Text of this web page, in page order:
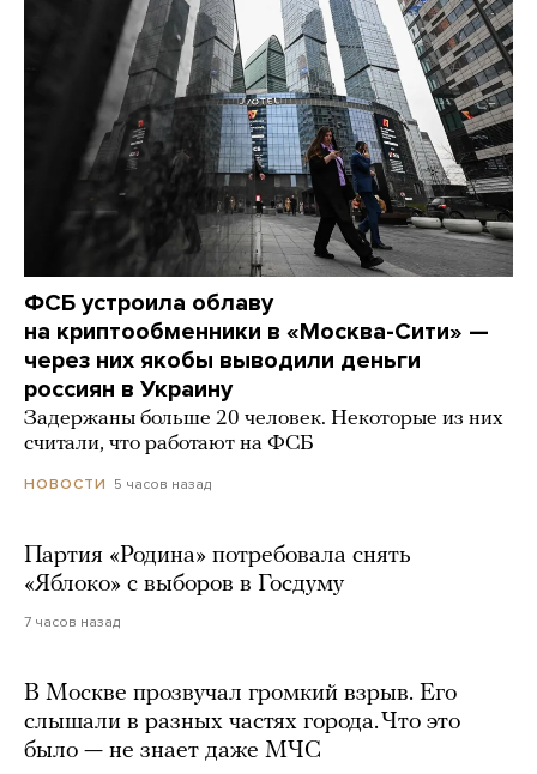
ФСБ устроила облаву
на криптообменники в «Москва-Сити» —
через них якобы выводили деньги
россиян в Украину
Задержаны больше 20 человек. Некоторые из них
считали, что работают на ФСБ
НОВОСТИ 5 часов назад
Партия «Родина» потребовала снять
«Яблоко» с выборов в Госдуму
7 часов назад
В Москве прозвучал громкий взрыв. Его
слышали в разных частях города. Что это
было — не знает даже МЧС